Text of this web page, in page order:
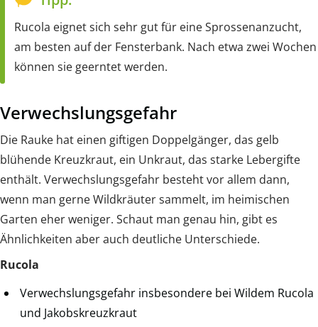
Rucola eignet sich sehr gut für eine Sprossenanzucht,
am besten auf der Fensterbank. Nach etwa zwei Wochen
können sie geerntet werden.
Verwechslungsgefahr
Die Rauke hat einen giftigen Doppelgänger, das gelb
blühende Kreuzkraut, ein Unkraut, das starke Lebergifte
enthält. Verwechslungsgefahr besteht vor allem dann,
wenn man gerne Wildkräuter sammelt, im heimischen
Garten eher weniger. Schaut man genau hin, gibt es
Ähnlichkeiten aber auch deutliche Unterschiede.
Rucola
Verwechslungsgefahr insbesondere bei Wildem Rucola
und Jakobskreuzkraut